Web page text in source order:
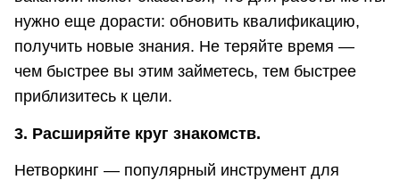
нужно еще дорасти: обновить квалификацию,
получить новые знания. Не теряйте время —
чем быстрее вы этим займетесь, тем быстрее
приблизитесь к цели.
3. Расширяйте круг знакомств.
Нетворкинг — популярный инструмент для